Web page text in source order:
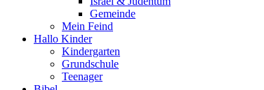
Gemeinde
Mein Feind
Hallo Kinder
Kindergarten
Grundschule
Teenager